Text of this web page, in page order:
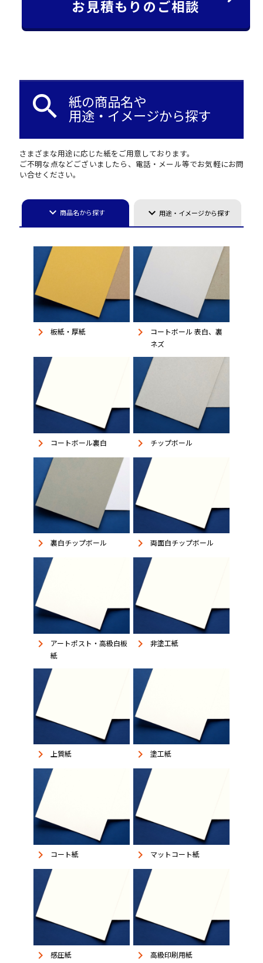
お見積もりのご相談
search 紙の商品名や
用途・イメージから探す
さまざまな用途に応じた紙をご用意しております。
ご不明な点などございましたら、電話・メール等でお気軽にお問
い合せください。
keyboard_arrow_down 商品名から探す keyboard_arrow_down用途・イメージから探す
keyboard_arrow_right 板紙・厚紙 keyboard_arrow_right
コートボール 表白、裏
ネズ
keyboard_arrow_right コートボール裏白 keyboard_arrow_right チップボール
keyboard_arrow_right 裏白チップボール keyboard_arrow_right 両面白チップボール
keyboard_arrow_right
アートポスト・高級白板
紙
keyboard_arrow_right 非塗工紙
keyboard_arrow_right 上質紙 keyboard_arrow_right 塗工紙
keyboard_arrow_right コート紙 keyboard_arrow_right マットコート紙
keyboard_arrow_right 感圧紙 keyboard_arrow_right 高級印刷用紙